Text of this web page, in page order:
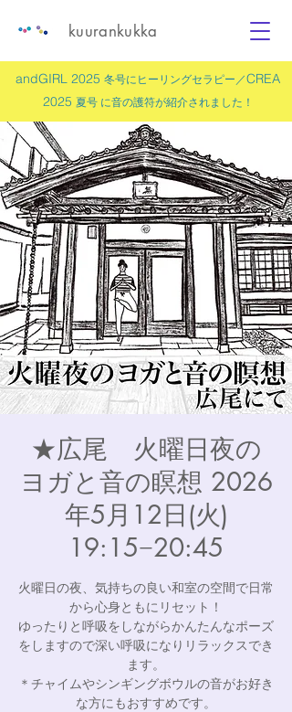
andGIRL 2025 冬号にヒーリングセラピー／CREA
2025 夏号 に音の護符が紹介されました！
kuurankukka
★広尾 火曜日夜の
ヨガと音の瞑想 2026
年5月12日(火)
19:15−20:45
火曜日の夜、気持ちの良い和室の空間で日常
から心身ともにリセット！
ゆったりと呼吸をしながらかんたんなポーズ
をしますので深い呼吸になりリラックスでき
ます。
＊チャイムやシンギングボウルの音がお好き
な方にもおすすめです。